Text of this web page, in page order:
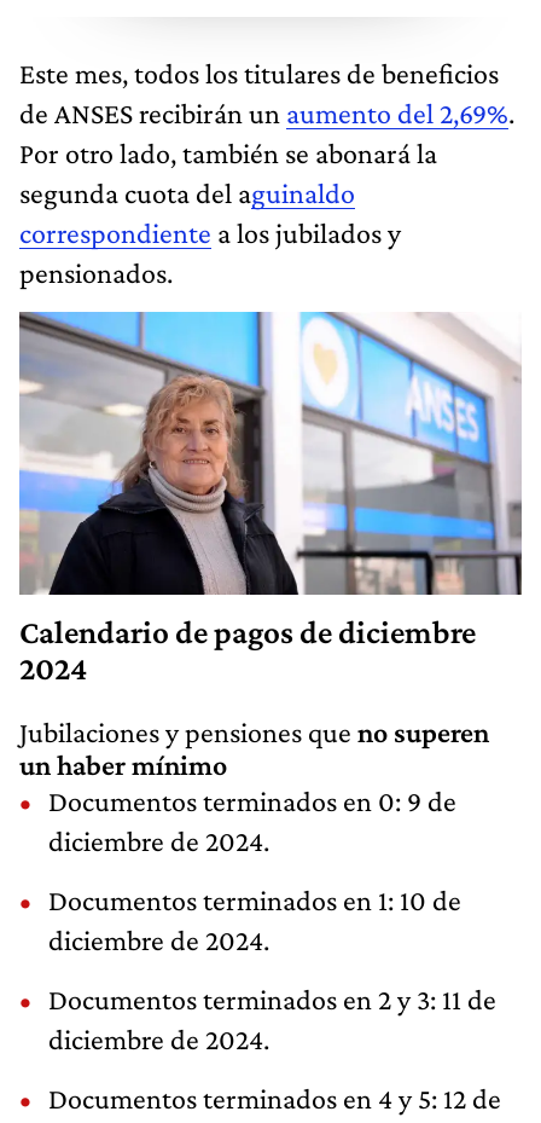
Este mes, todos los titulares de beneficios
de ANSES recibirán un aumento del 2,69%.
Por otro lado, también se abonará la
segunda cuota del aguinaldo
correspondiente a los jubilados y
pensionados.
Calendario de pagos de diciembre
2024
Jubilaciones y pensiones que no superen
un haber mínimo
Documentos terminados en 0: 9 de
diciembre de 2024.
Documentos terminados en 1: 10 de
diciembre de 2024.
Documentos terminados en 2 y 3: 11 de
diciembre de 2024.
Documentos terminados en 4 y 5: 12 de